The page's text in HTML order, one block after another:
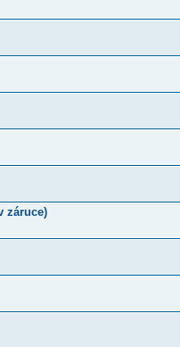
záruce)